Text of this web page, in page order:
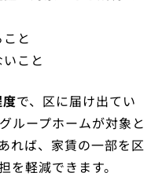
と
こと
で、区に届け出てい
ループホームが対象と
れば、家賃の一部を区
を軽減できます。